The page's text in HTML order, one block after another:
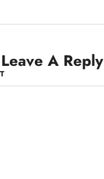
Leave A Reply